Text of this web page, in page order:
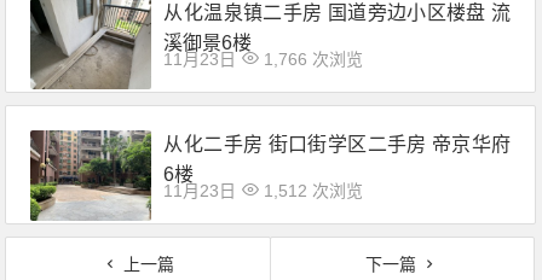
从化温泉镇二手房 国道旁边小区楼盘 流
溪御景6楼
11月23日 1,766 次浏览
从化二手房 街口街学区二手房 帝京华府
6楼
11月23日 1,512 次浏览
上一篇
下一篇